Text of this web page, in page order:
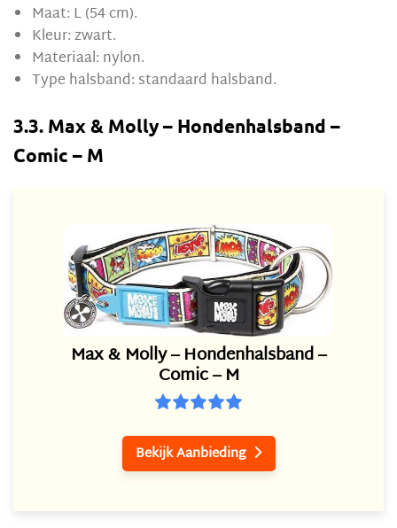
Maat: L (54 cm).
Kleur: zwart.
Materiaal: nylon.
Type halsband: standaard halsband.
3.3. Max & Molly – Hondenhalsband –
Comic – M
Max & Molly – Hondenhalsband –
Comic – M
Bekijk Aanbieding 